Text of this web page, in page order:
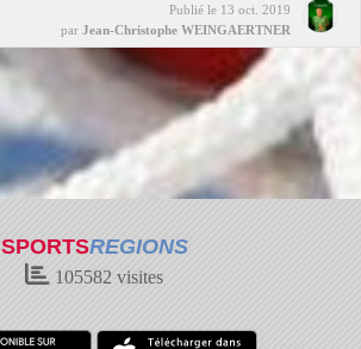
Publié le 13 oct. 2019
par Jean-Christophe WEINGAERTNER
SPORTSREGIONS
105582 visites